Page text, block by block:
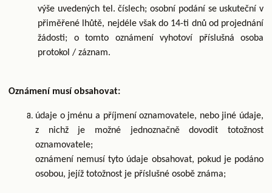
výše uvedených tel. číslech; osobní podání se uskuteční v
přiměřené lhůtě, nejdéle však do 14-ti dnů od projednání
žádosti; o tomto oznámení vyhotoví příslušná osoba
protokol / záznam.
Oznámení musí obsahovat:
údaje o jménu a příjmení oznamovatele, nebo jiné údaje,
z nichž je možné jednoznačně dovodit totožnost
oznamovatele;
oznámení nemusí tyto údaje obsahovat, pokud je podáno
osobou, jejíž totožnost je příslušné osobě známa;